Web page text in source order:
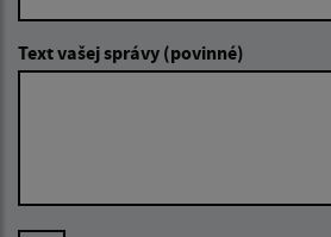
Text vašej správy (povinné)